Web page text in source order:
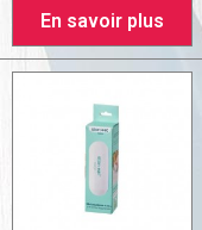
En savoir plus